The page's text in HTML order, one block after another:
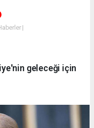
|
geleceği için